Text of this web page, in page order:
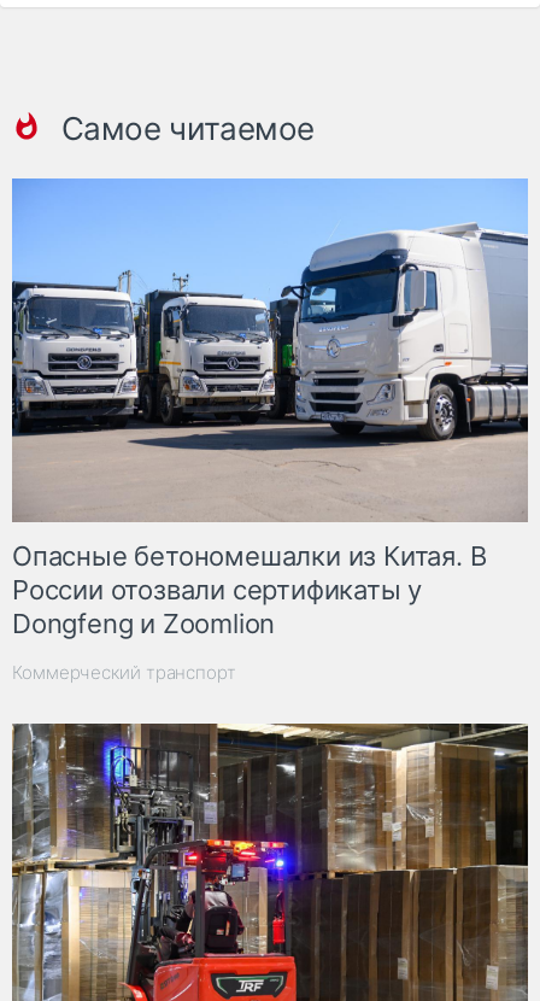
Самое читаемое
Опасные бетономешалки из Китая. В
России отозвали сертификаты у
Dongfeng и Zoomlion
Коммерческий транспорт